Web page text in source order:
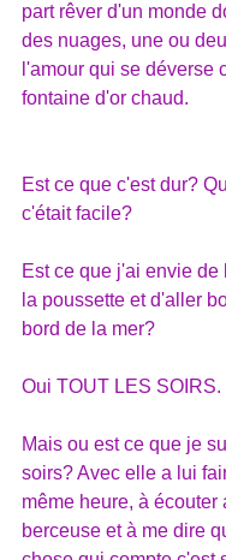
part rêver d'un monde
des nuages, une ou
l'amour qui se déverse
fontaine d'or chaud.
Est ce que c'est dur?
c'était facile?
Est ce que j'ai envie de
la poussette et d'aller
bord de la mer?
Oui TOUT LES SOIRS.
Mais ou est ce que je
soirs? Avec elle a lui
même heure, à écouter
berceuse et à me dire